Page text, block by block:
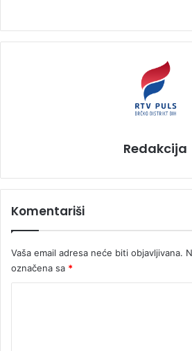
Redakcija
Komentariši
Vaša email adresa neće biti objavljivana.
označena sa *